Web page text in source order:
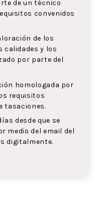
de un técnico
convenidos
de los
calidades y los
por parte del
homologada por
requisitos
tasaciones.
desde que se
medio del email del
digitalmente.